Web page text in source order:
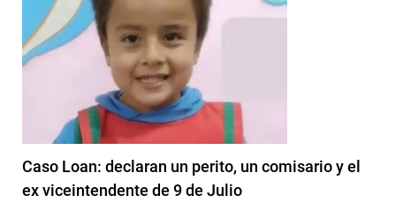
Caso Loan: declaran un perito, un comisario y el
ex viceintendente de 9 de Julio